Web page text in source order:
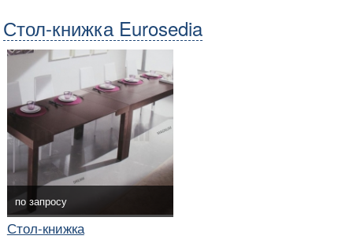
Стол-книжка Eurosedia
по запросу
Стол-книжка